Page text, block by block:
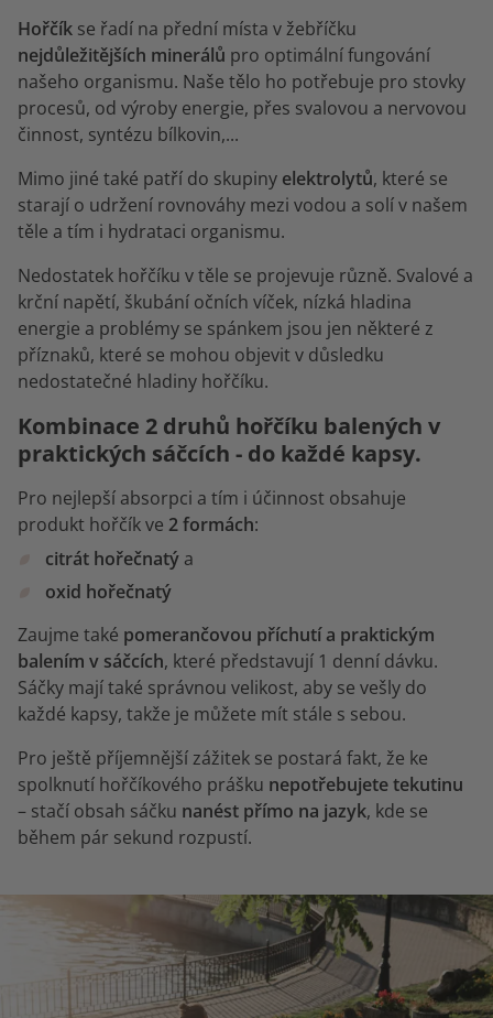
Hořčík se řadí na přední místa v žebříčku
nejdůležitějších minerálů pro optimální fungování
našeho organismu. Naše tělo ho potřebuje pro stovky
procesů, od výroby energie, přes svalovou a nervovou
činnost, syntézu bílkovin,...
Mimo jiné také patří do skupiny elektrolytů, které se
starají o udržení rovnováhy mezi vodou a solí v našem
těle a tím i hydrataci organismu.
Nedostatek hořčíku v těle se projevuje různě. Svalové a
krční napětí, škubání očních víček, nízká hladina
energie a problémy se spánkem jsou jen některé z
příznaků, které se mohou objevit v důsledku
nedostatečné hladiny hořčíku.
Kombinace 2 druhů hořčíku balených v
praktických sáčcích - do každé kapsy.
Pro nejlepší absorpci a tím i účinnost obsahuje
produkt hořčík ve 2 formách:
citrát hořečnatý a
oxid hořečnatý
Zaujme také pomerančovou příchutí a praktickým
balením v sáčcích, které představují 1 denní dávku.
Sáčky mají také správnou velikost, aby se vešly do
každé kapsy, takže je můžete mít stále s sebou.
Pro ještě příjemnější zážitek se postará fakt, že ke
spolknutí hořčíkového prášku nepotřebujete tekutinu
– stačí obsah sáčku nanést přímo na jazyk, kde se
během pár sekund rozpustí.